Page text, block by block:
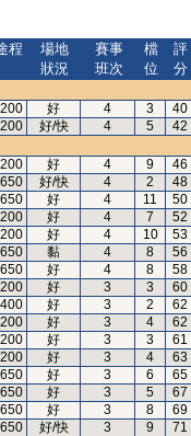
程
場地
狀況
賽事
班次
檔
位
評
分
好 4 3
40
好/快 4 5
42
好 4 9
46
好/快 4 2
48
好 4 11
50
好 4 7
52
好 4 10
53
黏 4 8
56
好 4 8
58
好 3 3
60
好 3 2
62
好 3 4
62
好 3 3
61
好 3 4
63
好 3 6
65
好 3 5
67
好 3 8
69
好/快 3 9
71